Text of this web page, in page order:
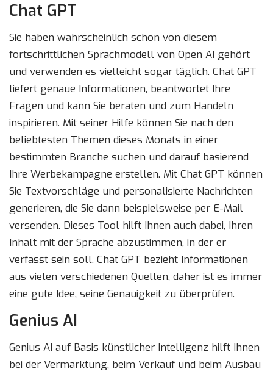
Chat GPT
Sie haben wahrscheinlich schon von diesem
fortschrittlichen Sprachmodell von Open AI gehört
und verwenden es vielleicht sogar täglich. Chat GPT
liefert genaue Informationen, beantwortet Ihre
Fragen und kann Sie beraten und zum Handeln
inspirieren. Mit seiner Hilfe können Sie nach den
beliebtesten Themen dieses Monats in einer
bestimmten Branche suchen und darauf basierend
Ihre Werbekampagne erstellen. Mit Chat GPT können
Sie Textvorschläge und personalisierte Nachrichten
generieren, die Sie dann beispielsweise per E-Mail
versenden. Dieses Tool hilft Ihnen auch dabei, Ihren
Inhalt mit der Sprache abzustimmen, in der er
verfasst sein soll. Chat GPT bezieht Informationen
aus vielen verschiedenen Quellen, daher ist es immer
eine gute Idee, seine Genauigkeit zu überprüfen.
Genius AI
Genius AI auf Basis künstlicher Intelligenz hilft Ihnen
bei der Vermarktung, beim Verkauf und beim Ausbau